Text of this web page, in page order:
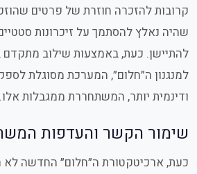
קרובות להזכרה חוזרת של פרטים
שהיה נאלץ להסתמך על זיכרונות
להתיישן. כעת, באמצעות שילוב מתקדם
למנגנון ה״חלום״, המערכת מסוגלת
ודינמית יותר, המשתחררת ממגבלות אלו.
שימור הקשר והעדפות
כעת, ארכיטקטורת ה״חלום״ החדשה